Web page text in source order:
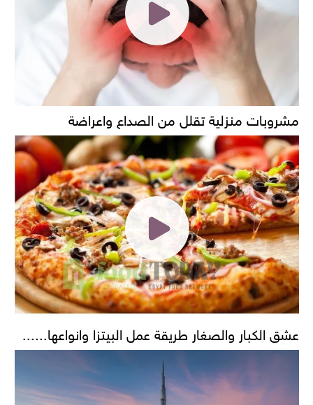
مشروبات منزلية تقلل من الصداع واعراضة
عشق الكبار والصغار طريقة عمل البيتزا وانواعها......